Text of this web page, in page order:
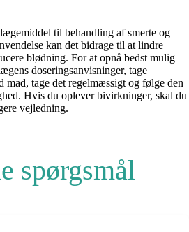
til behandling af smerte og
kan det bidrage til at lindre
blødning. For at opnå bedst mulig
doseringsanvisninger, tage
mad, tage det regelmæssigt og følge den
Hvis du oplever bivirkninger, skal du
vejledning.
spørgsmål